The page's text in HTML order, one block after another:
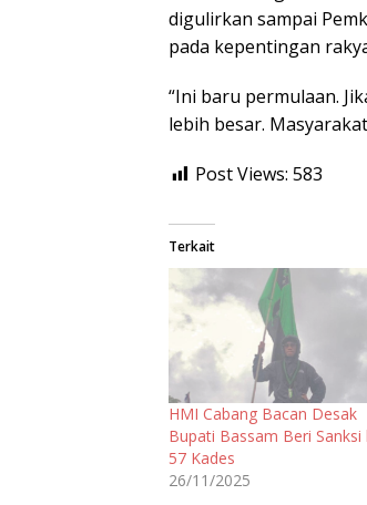
digulirkan sampai
pada kepentingan
“Ini baru permulaan.
lebih besar.
Post Views: 583
Terkait
HMI Cabang Bacan Desak
Bupati Bassam Beri Sanksi
57 Kades
26/11/2025